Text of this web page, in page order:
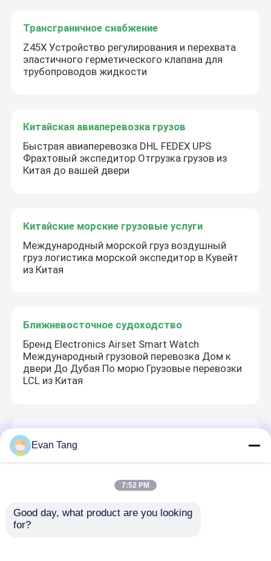
Трансграничное снабжение
Z45X Устройство регулирования и перехвата
эластичного герметического клапана для
трубопроводов жидкости
Китайская авиаперевозка грузов
Быстрая авиаперевозка DHL FEDEX UPS
Фрахтовый экспедитор Отгрузка грузов из
Китая до вашей двери
Китайские морские грузовые услуги
Международный морской груз воздушный
груз логистика морской экспедитор в Кувейт
из Китая
Ближневосточное судоходство
Бренд Electronics Airset Smart Watch
Международный грузовой перевозка Дом к
двери До Дубая По морю Грузовые перевозки
LCL из Китая
Доставка от двери до двери из Китая
Опасные грузы Эффективный международный
логистика Транспорт
Evan Tang
7:52 PM
Good day, what product are you looking
for?